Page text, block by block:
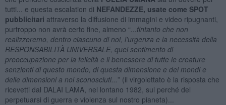
tutti... e questa escalation di NEFANDEZZE, usate come SPOT
pubblicitari attraverso la diffusione di immagini e video ripugnanti,
purtroppo non avrà certo fine, almeno “ ...fintanto che non
realizzeremo, dentro ciascuno di noi, l'urgenza e la necessità della
RESPONSABILITÀ UNIVERSALE, quel sentimento di
preoccupazione per la felicità e il benessere di tutte le creature
senzienti di questo mondo, di questa dimensione e dei mondi e
delle dimensioni a noi sconosciuti... ” (il virgolettato è la risposta che
ricevetti dal DALAI LAMA, nel lontano 1982, sul perché del
perpetuarsi di guerra e violenza sul nostro pianeta)...